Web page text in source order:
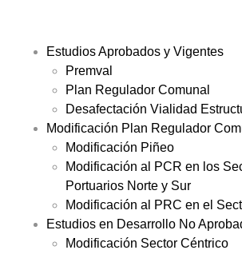
Estudios Aprobados y Vigentes
Premval
Plan Regulador Comunal
Desafectación Vialidad
Modificación Plan Regulador
Modificación Piñeo
Modificación al PCR en los
Portuarios Norte y Sur
Modificación al PRC en el
Estudios en Desarrollo No
Modificación Sector Céntrico